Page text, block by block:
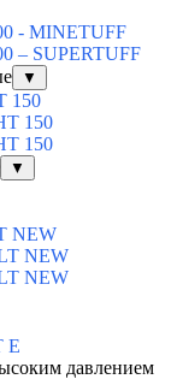
- MINETUFF
– SUPERTUFF
▼
150
150
150
▼
NEW
NEW
NEW
E
давлением